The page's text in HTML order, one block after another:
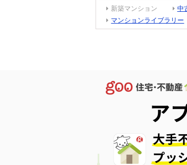
新築マンション 中
マンションライブラリー